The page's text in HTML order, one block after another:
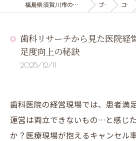
福島県須賀川市の歯科の求人ならゆき歯科クリニック ブログ コラム
歯科リサーチから見た医院経
足度向上の秘訣
2025/12/11
歯科医院の経営現場では、患者満
運営は両立できないもの…と感じ
か？医療現場が抱えるキャンセル